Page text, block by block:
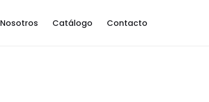
Nosotros Catálogo Contacto